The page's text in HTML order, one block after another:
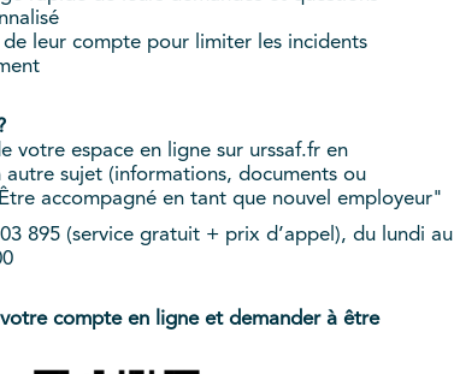
leur compte pour limiter les incidents
votre espace en ligne sur urssaf.fr en
sujet (informations, documents ou
accompagné en tant que nouvel employeur"
895 (service gratuit + prix d’appel), du lundi au
compte en ligne et demander à être